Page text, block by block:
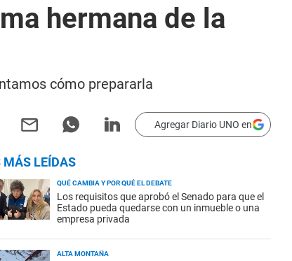
hermana de la
cómo prepararla
Agregar Diario UNO en
MÁS LEÍDAS
QUÉ CAMBIA Y POR QUÉ EL DEBATE
Los requisitos que aprobó el Senado para que el
Estado pueda quedarse con un inmueble o una
empresa privada
ALTA MONTAÑA